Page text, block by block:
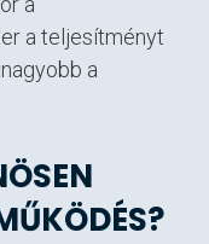
a teljesítményt
a